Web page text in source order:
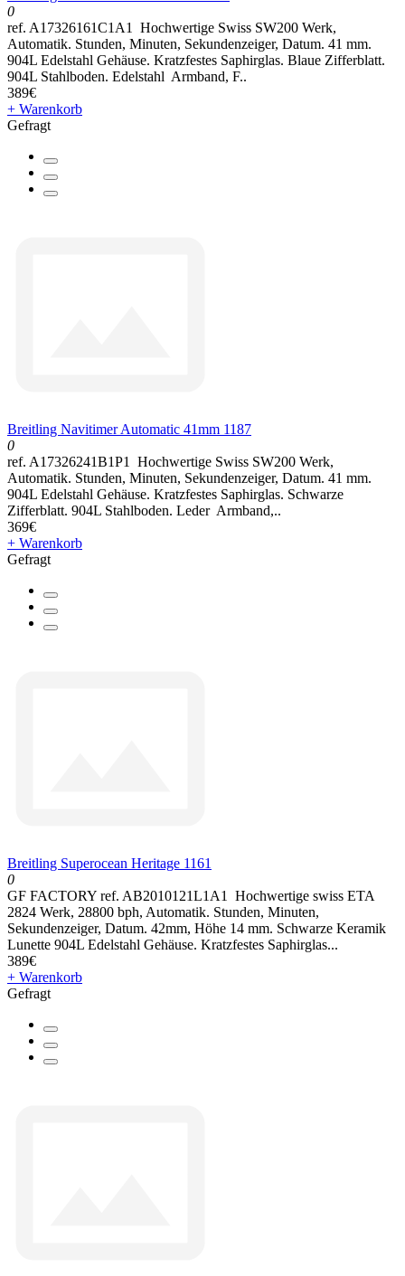
0
ref. A17326161C1A1 Hochwertige Swiss SW200 Werk,
Automatik. Stunden, Minuten, Sekundenzeiger, Datum. 41 mm.
904L Edelstahl Gehäuse. Kratzfestes Saphirglas. Blaue Zifferblatt.
904L Stahlboden. Edelstahl Armband, F..
389€
+ Warenkorb
Gefragt
Breitling Navitimer Automatic 41mm 1187
0
ref. A17326241B1P1 Hochwertige Swiss SW200 Werk,
Automatik. Stunden, Minuten, Sekundenzeiger, Datum. 41 mm.
904L Edelstahl Gehäuse. Kratzfestes Saphirglas. Schwarze
Zifferblatt. 904L Stahlboden. Leder Armband,..
369€
+ Warenkorb
Gefragt
Breitling Superocean Heritage 1161
0
GF FACTORY ref. AB2010121L1A1 Hochwertige swiss ETA
2824 Werk, 28800 bph, Automatik. Stunden, Minuten,
Sekundenzeiger, Datum. 42mm, Höhe 14 mm. Schwarze Keramik
Lunette 904L Edelstahl Gehäuse. Kratzfestes Saphirglas...
389€
+ Warenkorb
Gefragt